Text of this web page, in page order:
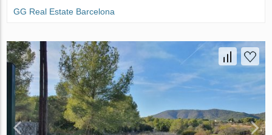
GG Real Estate Barcelona